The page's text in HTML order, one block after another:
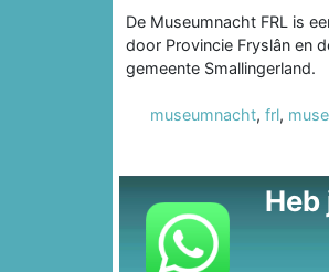
De Museumnacht FRL is
door Provincie Fryslân en
gemeente Smallingerland.
museumnacht, frl,